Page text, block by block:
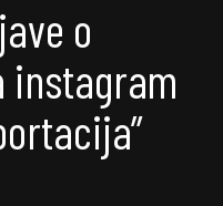
o
instagram